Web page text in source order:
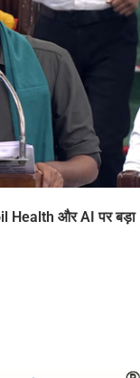
Health और AI पर बड़ा